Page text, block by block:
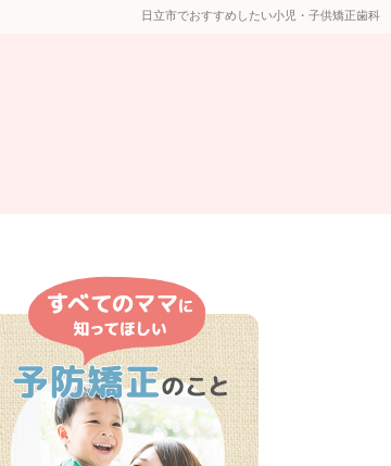
日立市でおすすめしたい小児・子供矯正歯科